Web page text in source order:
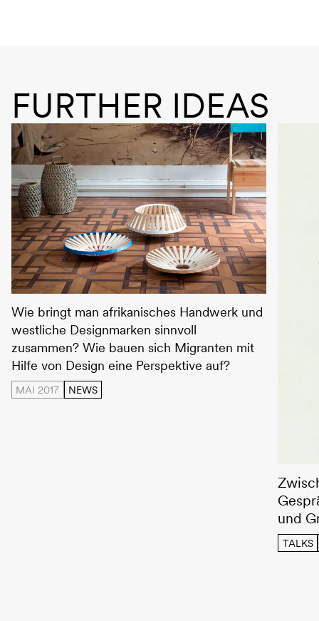
FURTHER IDEAS
Wie bringt man afrikanisches Handwerk und
westliche Designmarken sinnvoll
zusammen? Wie bauen sich Migranten mit
Hilfe von Design eine Perspektive auf?
MAI 2017 NEWS
und
TALKS